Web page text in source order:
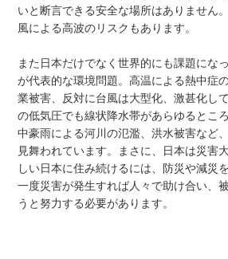
いと断言できる安全な場所はありません
風による高波のリスクもあります。
また日本だけでなく世界的にも課題にな
が代表的な環境問題。高温による熱中症
業被害、反対に台風は大型化、激甚化し
の低気圧でも線状降水帯があらゆるとこ
中豪雨による河川の氾濫、洪水被害など
見舞われています。まさに、日本は災害
しい日本に住み続けるには、防災や減災
一度災害が発生すれば人々で助け合い、
うと努力する必要があります。